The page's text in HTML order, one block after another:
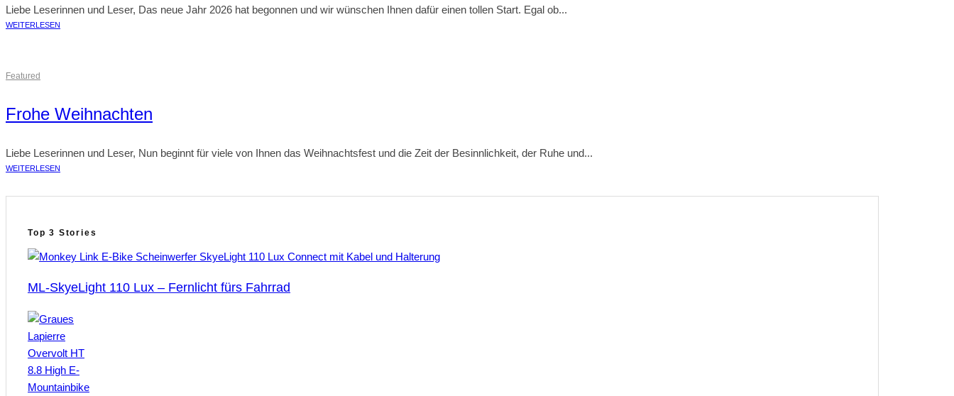
Liebe Leserinnen und Leser, Das neue Jahr 2026 hat begonnen und wir wünschen Ihnen dafür einen tollen Start. Egal ob...
WEITERLESEN
Featured
Frohe Weihnachten
Liebe Leserinnen und Leser, Nun beginnt für viele von Ihnen das Weihnachtsfest und die Zeit der Besinnlichkeit, der Ruhe und...
WEITERLESEN
Top 3 Stories
ML-SkyeLight 110 Lux – Fernlicht fürs Fahrrad